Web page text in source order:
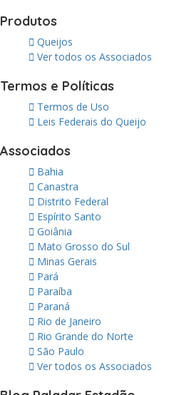
Produtos
Queijos
Ver todos os Associados
Termos e Políticas
Termos de Uso
Leis Federais do Queijo
Associados
Bahia
Canastra
Distrito Federal
Espírito Santo
Goiânia
Mato Grosso do Sul
Minas Gerais
Pará
Paraíba
Paraná
Rio de Janeiro
Rio Grande do Norte
São Paulo
Ver todos os Associados